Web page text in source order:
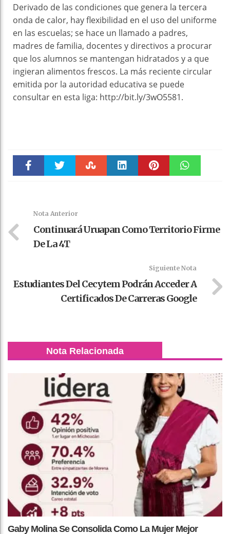
Derivado de las condiciones que genera la tercera
onda de calor, hay flexibilidad en el uso del uniforme
en las escuelas; se hace un llamado a padres,
madres de familia, docentes y directivos a procurar
que los alumnos se mantengan hidratados y a que
ingieran alimentos frescos. La más reciente circular
emitida por la autoridad educativa se puede
consultar en esta liga: http://bit.ly/3wO5581.
Nota Anterior
Continuará Uruapan Como Territorio Firme
De La 4T
Siguiente Nota
Estudiantes Del Cecytem Podrán Acceder A
Certificados De Carreras Google
Nota Relacionada
Gaby Molina Se Consolida Como La Mujer Mejor